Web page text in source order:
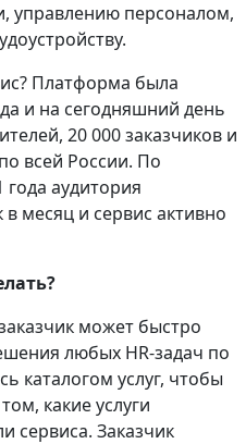
управлению персоналом,
Платформа была
и на сегодняшний день
20 000 заказчиков и
всей России. По
аудитория
в месяц и сервис активно
может быстро
любых HR-задач по
каталогом услуг, чтобы
какие услуги
сервиса. Заказчик